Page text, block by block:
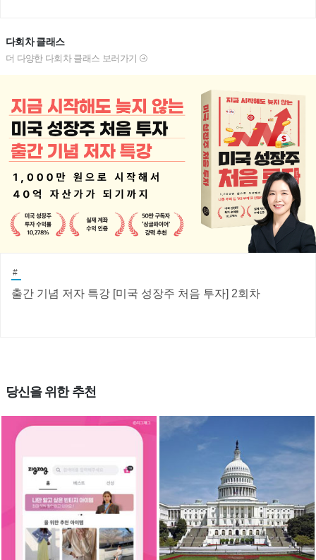
다회차 클래스
더 다양한 다회차 클래스 보러가기
#
출간 기념 저자 특강 [미국 성장주 처음 투자] 2회차
당신을 위한 추천